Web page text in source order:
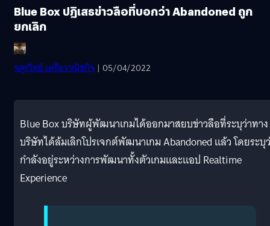
Blue Box ปฏิเสธข่าวลือที่บอกว่า Abandoned ถูก
ยกเลิก
จตุรวิทย์ เครือวาณิชกิจ | 05/04/2022
Blue Box บริษัทผู้พัฒนาเกมได้ออกมาสยบข่าวลือที่ระบุว่าทาง
บริษัทได้ล้มเลิกโปรเจกต์พัฒนาเกม Abandoned แล้ว โดยระบุ
กำลังอยู่ระหว่างการพัฒนาทั้งตัวเกมและแอป Realtime
Experience